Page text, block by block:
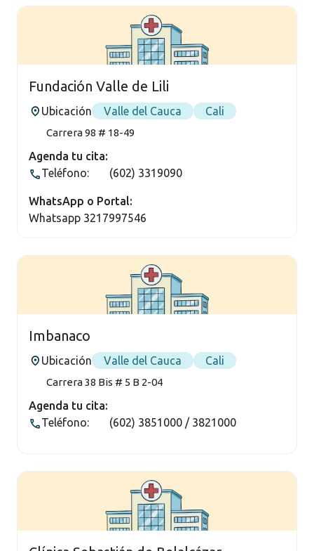
Fundación Valle de Lili
Ubicación Valle del Cauca Cali
Carrera 98 # 18-49
Agenda tu cita:
Teléfono:
(602) 3319090
WhatsApp o Portal:
Whatsapp 3217997546
Imbanaco
Ubicación Valle del Cauca Cali
Carrera 38 Bis # 5 B 2-04
Agenda tu cita:
Teléfono:
(602) 3851000 / 3821000